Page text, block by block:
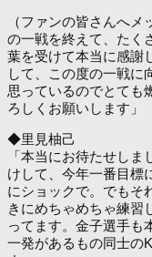
（ファンの皆さんへ
の一戦を終えて、たく
葉を受けて本当に感謝
して、この度の一戦に
思っているのでとても
ろしくお願いします」
◆里見柚己
「本当にお待たせし
けして、今年一番目標
にショックで。でもそ
きにめちゃめちゃ練習
ってます。金子選手も
一発があるもの同士の